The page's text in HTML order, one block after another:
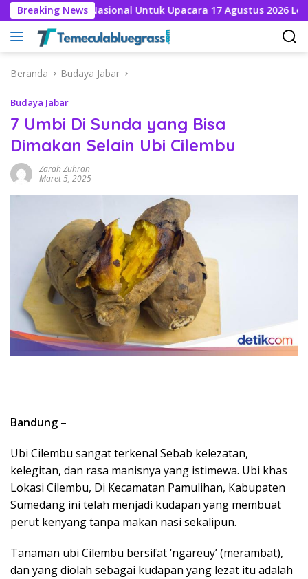
Langsung
ke
konten
Breaking News
Nasional Untuk Upacara 17 Agustus 2026 Lengkap Nama
Beranda Budaya Jabar
Budaya Jabar
7 Umbi Di Sunda yang Bisa
Dimakan Selain Ubi Cilembu
Zarah Zuhran
Maret 5, 2025
Bandung –
Ubi Cilembu sangat terkenal Sebab kelezatan,
kelegitan, dan rasa manisnya yang istimewa. Ubi khas
Lokasi Cilembu, Di Kecamatan Pamulihan, Kabupaten
Sumedang ini telah menjadi kudapan yang membuat
perut kenyang tanpa makan nasi sekalipun.
Tanaman ubi Cilembu bersifat ‘ngareuy’ (merambat),
dan yang diolah sebagai kudapan yang lezat itu adalah